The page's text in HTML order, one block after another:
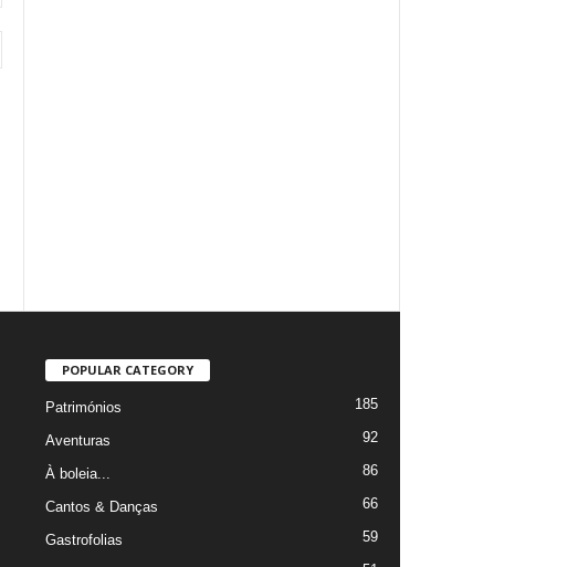
POPULAR CATEGORY
Patrimónios 185
Aventuras 92
À boleia... 86
Cantos & Danças 66
Gastrofolias 59